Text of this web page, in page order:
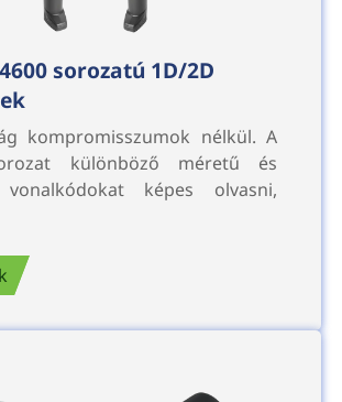
sorozatú 1D/2D
kompromisszumok nélkül. A
különböző méretű és
képes olvasni,